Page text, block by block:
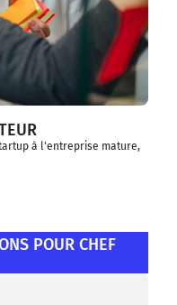
à l'entreprise mature,
POUR CHEF